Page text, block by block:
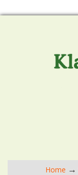
Home →